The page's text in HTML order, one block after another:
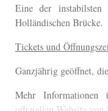
Eine der instabilsten
Holländischen Brücke.
Tickets und
Ganzjährig geöffnet,
Mehr